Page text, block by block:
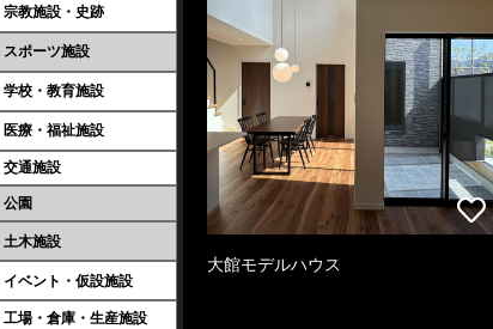
宗教施設・史跡
スポーツ施設
学校・教育施設
医療・福祉施設
交通施設
公園
土木施設
イベント・仮設施設
工場・倉庫・生産施設
大館モデルハウス